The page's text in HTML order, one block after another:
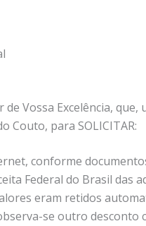
Vossa Excelência,
Couto, para SOLICITAR:
conforme
Federal do Brasil
eram retidos
se outro desconto